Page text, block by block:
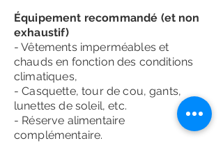
Équipement recommandé (et non
exhaustif)
- Vêtements imperméables et
chauds en fonction des conditions
climatiques,
- Casquette, tour de cou, gants,
lunettes de soleil, etc.
- Réserve alimentaire
complémentaire.